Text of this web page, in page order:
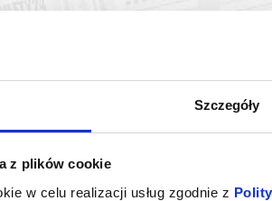
Szczegóły
z plików cookie
w celu realizacji usług zgodnie z